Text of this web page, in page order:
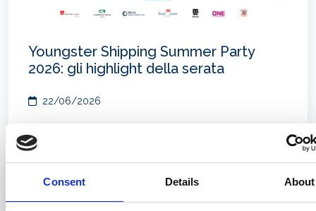
Consent Details About
Youngster Shipping Summer Party
2026: gli highlight della serata
22/06/2026